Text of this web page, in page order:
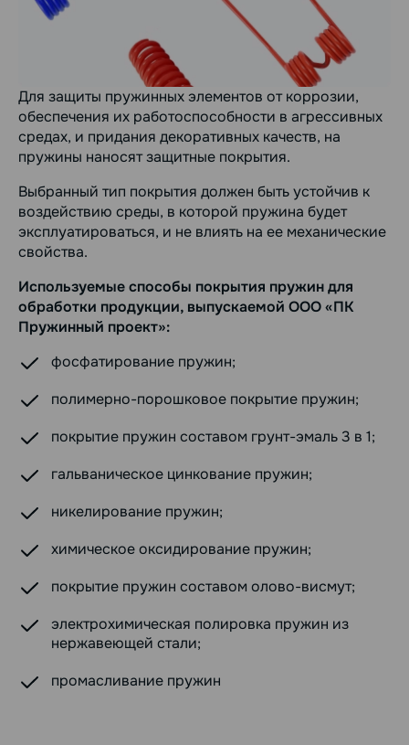
Для защиты пружинных элементов от коррозии,
обеспечения их работоспособности в агрессивных
средах, и придания декоративных качеств, на
пружины наносят защитные покрытия.
Выбранный тип покрытия должен быть устойчив к
воздействию среды, в которой пружина будет
эксплуатироваться, и не влиять на ее механические
свойства.
Используемые способы покрытия пружин для
обработки продукции, выпускаемой ООО «ПК
Пружинный проект»:
фосфатирование пружин;
полимерно-порошковое покрытие пружин;
покрытие пружин составом грунт-эмаль 3 в 1;
гальваническое цинкование пружин;
никелирование пружин;
химическое оксидирование пружин;
покрытие пружин составом олово-висмут;
электрохимическая полировка пружин из
нержавеющей стали;
промасливание пружин